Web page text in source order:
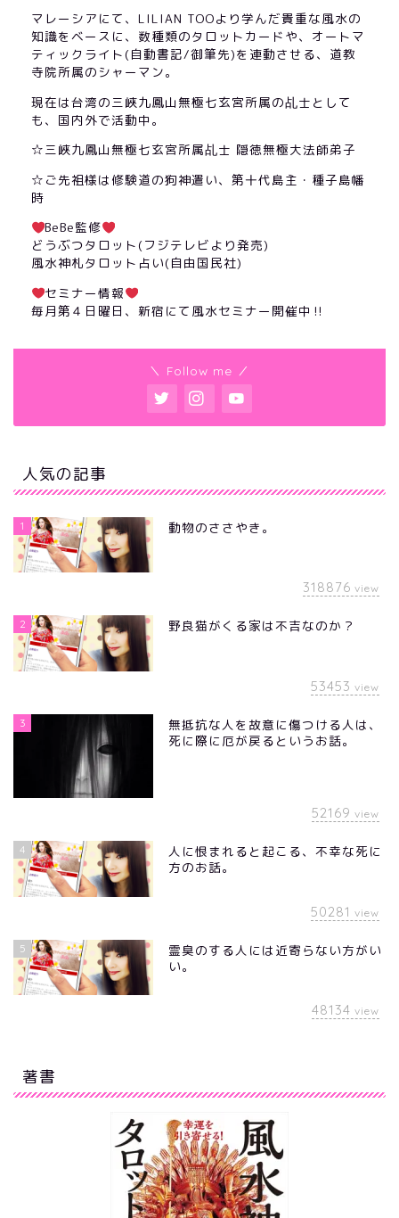
マレーシアにて、LILIAN TOOより学んだ貴重な風水の
知識をベースに、数種類のタロットカードや、オートマ
ティックライト(自動書記/御筆先)を連動させる、道教
寺院所属のシャーマン。
現在は台湾の三峽九鳳山無極七玄宮所属の乩士として
も、国内外で活動中。
☆三峽九鳳山無極七玄宮所属乩士 隠徳無極大法師弟子
☆ご先祖様は修験道の狗神遣い、第十代島主・種子島幡
時
BeBe監修
どうぶつタロット(フジテレビより発売)
風水神札タロット占い(自由国民社)
セミナー情報
毎月第４日曜日、新宿にて風水セミナー開催中‼︎
＼ Follow me ／
人気の記事
1 動物のささやき。
318876 view
2 野良猫がくる家は不吉なのか？
53453 view
3
無抵抗な人を故意に傷つける人は、
死に際に厄が戻るというお話。
52169 view
4
人に恨まれると起こる、不幸な死に
方のお話。
50281 view
5
霊臭のする人には近寄らない方がい
い。
48134 view
著書